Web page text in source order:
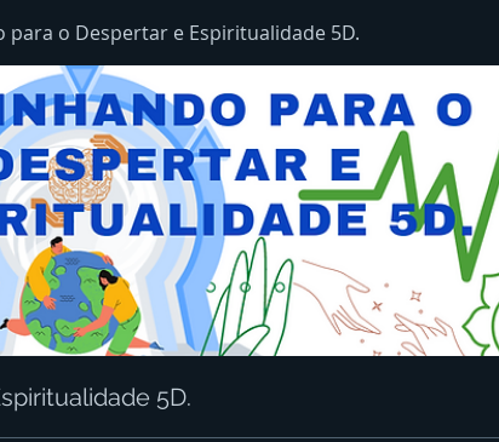
para o Despertar e Espiritualidade 5D.
5D.